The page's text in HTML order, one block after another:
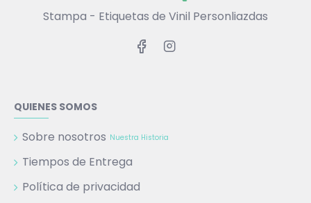
Stampa - Etiquetas de Vinil Personliazdas
QUIENES SOMOS
Sobre nosotros Nuestra Historia
Tiempos de Entrega
Política de privacidad